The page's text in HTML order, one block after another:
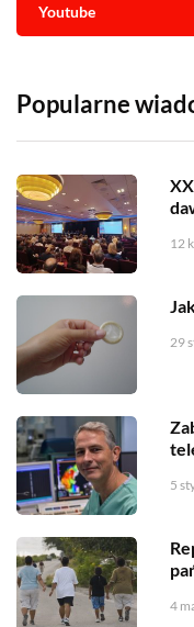
Youtube
Popularne
12
29
5
4